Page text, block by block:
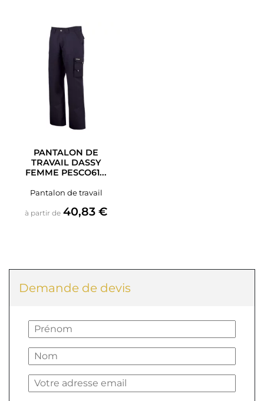
PANTALON DE
TRAVAIL DASSY
FEMME PESCO61...
Pantalon de travail
à partir de Prix
40,83 €
Demande de devis